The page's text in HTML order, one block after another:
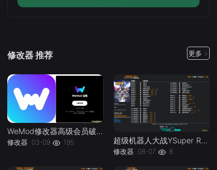
修改器 推荐 更多 >
WeMod修改器高级会员破解版.综合类修改器软件解锁版-
修改器 03-09 195 超级机器人大战YSuper Robot Wars Y v1.0-v1.2 Plus 37 Trainer-单机修改器下载-仅支持迅雷（部分修改器仅支持本站游戏本体
修改器 08-07 8